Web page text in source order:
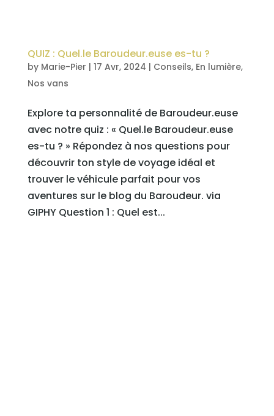
QUIZ : Quel.le Baroudeur.euse es-tu ?
by Marie-Pier | 17 Avr, 2024 | Conseils, En lumière,
Nos vans
Explore ta personnalité de Baroudeur.euse
avec notre quiz : « Quel.le Baroudeur.euse
es-tu ? » Répondez à nos questions pour
découvrir ton style de voyage idéal et
trouver le véhicule parfait pour vos
aventures sur le blog du Baroudeur. via
GIPHY Question 1 : Quel est...